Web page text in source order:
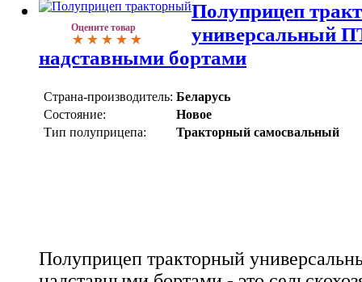
Оцените товар
Полуприцеп
универсальный
надставными бортами
Страна-производитель: Беларусь
Состояние:
Новое
Тип полуприцепа:
Тракторный самосвальный
Полуприцеп тракторный